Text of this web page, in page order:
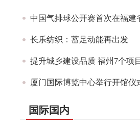
中国气排球公开赛首次在福建
长乐纺织：蓄足动能再出发
提升城乡建设品质 福州7个项
厦门国际博览中心举行开馆仪
国际国内